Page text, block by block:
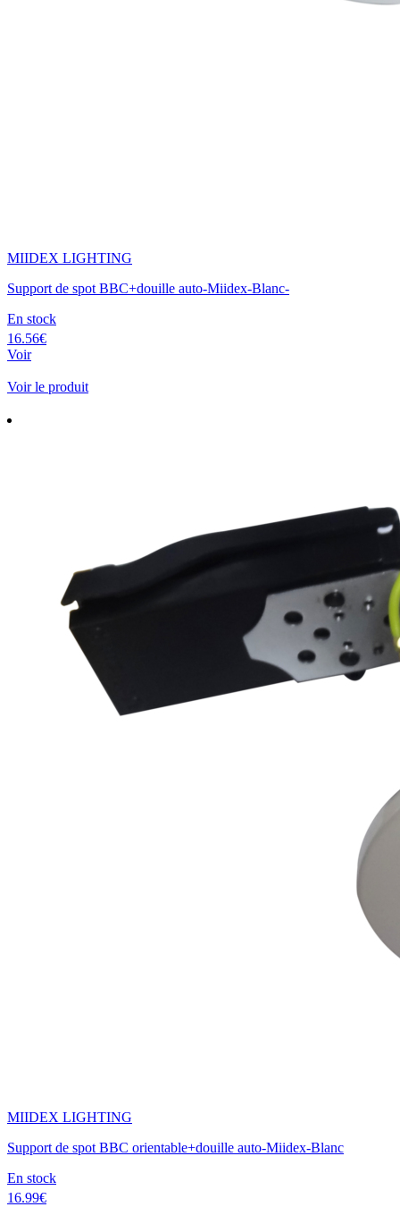
MIIDEX LIGHTING
Support de spot BBC+douille auto-Miidex-Blanc-
En stock
16.56€
Voir
Voir le produit
MIIDEX LIGHTING
Support de spot BBC orientable+douille auto-Miidex-Blanc
En stock
16.99€